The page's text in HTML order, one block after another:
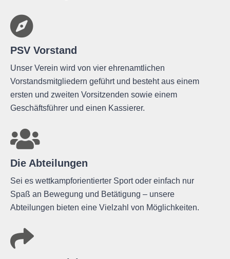
PSV Vorstand
Unser Verein wird von vier ehrenamtlichen
Vorstandsmitgliedern geführt und besteht aus einem
ersten und zweiten Vorsitzenden sowie einem
Geschäftsführer und einen Kassierer.
Die Abteilungen
Sei es wettkampforientierter Sport oder einfach nur
Spaß an Bewegung und Betätigung – unsere
Abteilungen bieten eine Vielzahl von Möglichkeiten.